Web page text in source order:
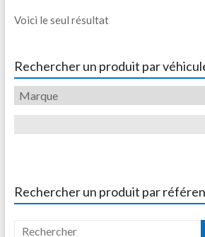
Voici le seul résultat
Rechercher un produit par
Rechercher un produit par